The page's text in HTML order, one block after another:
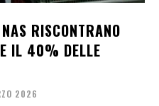
RISCONTRANO
IL 40% DELLE
2026